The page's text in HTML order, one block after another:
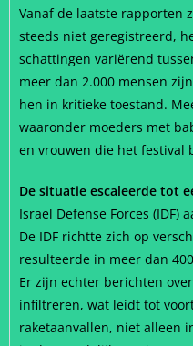
Vanaf de laatste rapporten
steeds niet geregistreerd,
schattingen variërend
meer dan 2.000 mensen
hen in kritieke toestand.
waaronder moeders met
en vrouwen die het festival
De situatie escaleerde tot
Israel Defense Forces (IDF)
De IDF richtte zich op
resulteerde in meer dan
Er zijn echter berichten
infiltreren, wat leidt tot
raketaanvallen, niet alleen